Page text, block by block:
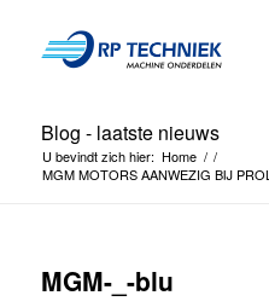
Blog - laatste nieuws
U bevindt zich hier: Home / /
MGM MOTORS AANWEZIG BIJ
MGM-_-blu